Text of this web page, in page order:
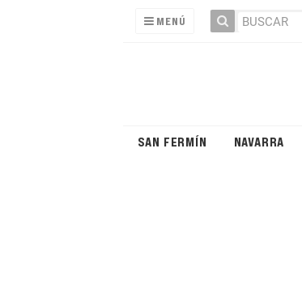
MENÚ
SAN FERMÍN NAVARRA